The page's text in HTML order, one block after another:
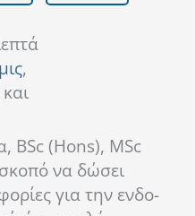
,
BSc (Hons), MSc
να δώσει
για την ενδο-